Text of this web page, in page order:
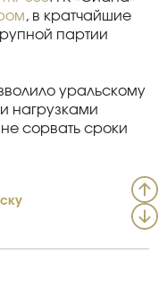
, в кратчайшие
партии
уральскому
нагрузками
сорвать сроки